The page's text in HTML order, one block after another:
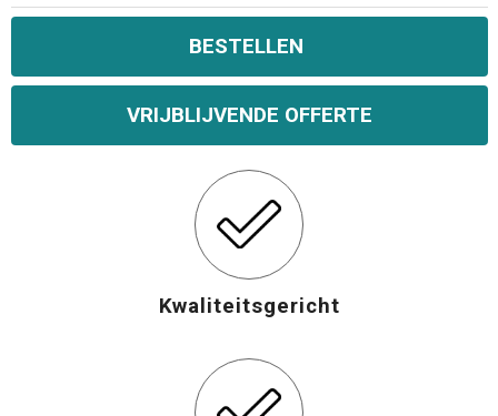
BESTELLEN
VRIJBLIJVENDE OFFERTE
Kwaliteitsgericht